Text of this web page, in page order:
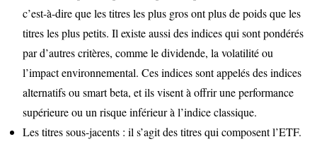
c’est-à-dire que les titres les plus gros ont plus de poids que les
titres les plus petits. Il existe aussi des indices qui sont pondérés
par d’autres critères, comme le dividende, la volatilité ou
l’impact environnemental. Ces indices sont appelés des indices
alternatifs ou smart beta, et ils visent à offrir une performance
supérieure ou un risque inférieur à l’indice classique.
Les titres sous-jacents : il s’agit des titres qui composent l’ETF.